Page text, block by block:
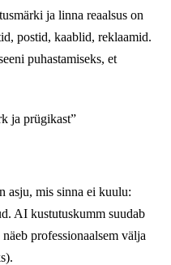
ja linna reaalsus on
postid, kaablid, reklaamid.
puhastamiseks, et
ja prügikast”
asju, mis sinna ei kuulu:
AI kustutuskumm suudab
professionaalsem välja